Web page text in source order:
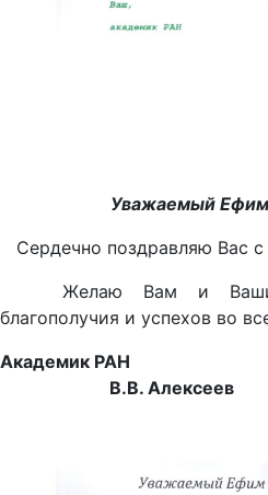
Уважаемый
Сердечно поздравляю Вас
Желаю Вам и Вашим
благополучия и успехов во
В.В. Алексеев